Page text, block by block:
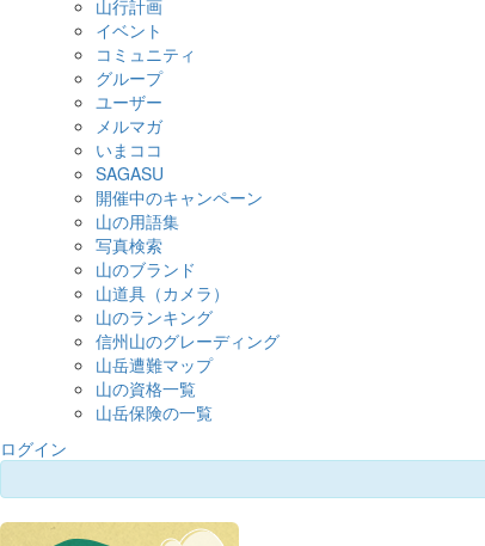
山行計画
イベント
コミュニティ
グループ
ユーザー
メルマガ
いまココ
SAGASU
開催中のキャンペーン
山の用語集
写真検索
山のブランド
山道具（カメラ）
山のランキング
信州山のグレーディング
山岳遭難マップ
山の資格一覧
山岳保険の一覧
ログイン